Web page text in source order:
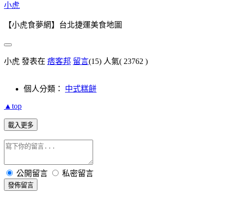
小虎
【小虎食夢網】台北捷運美食地圖
小虎 發表在 痞客邦 留言(15) 人氣( 23762 )
個人分類： 中式糕餅
▲top
載入更多
公開留言 私密留言
發佈留言